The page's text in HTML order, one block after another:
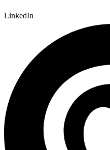
LinkedIn